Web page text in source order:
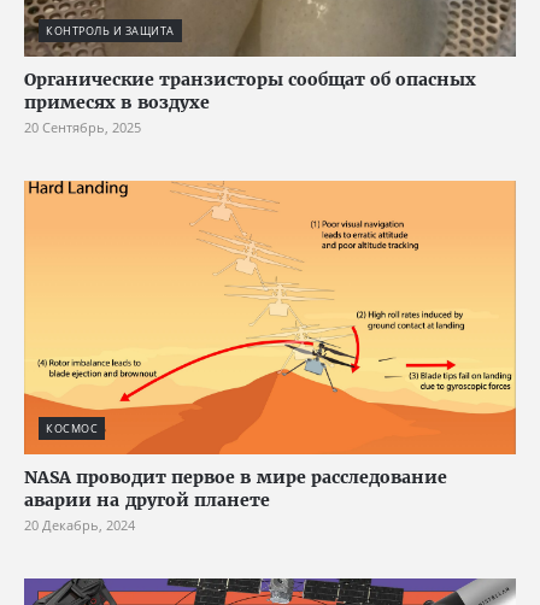
КОНТРОЛЬ И ЗАЩИТА
Органические транзисторы сообщат об опасных
примесях в воздухе
20 Сентябрь, 2025
КОСМОС
NASA проводит первое в мире расследование
аварии на другой планете
20 Декабрь, 2024